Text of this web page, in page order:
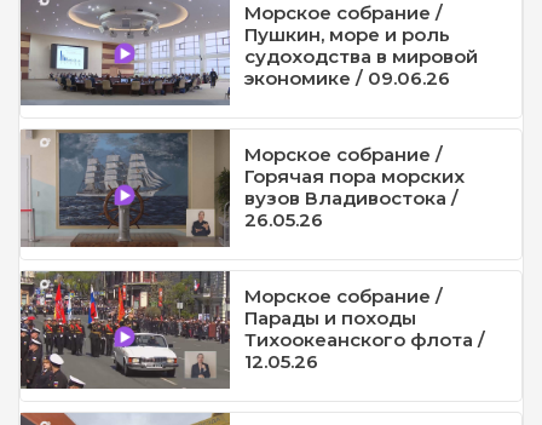
Морское собрание /
Пушкин, море и роль
судоходства в мировой
экономике / 09.06.26
Морское собрание /
Горячая пора морских
вузов Владивостока /
26.05.26
Морское собрание /
Парады и походы
Тихоокеанского флота /
12.05.26